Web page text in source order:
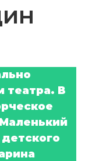
театра. В